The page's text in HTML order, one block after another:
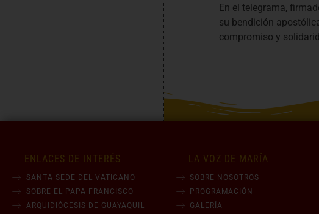
En el telegrama,
su bendición
compromiso y
ENLACES DE INTERÉS
SANTA SEDE DEL VATICANO
SOBRE EL PAPA FRANCISCO
ARQUIDIÓCESIS DE GUAYAQUIL
LA VOZ DE MARÍA
SOBRE NOSOTROS
PROGRAMACIÓN
GALERÍA